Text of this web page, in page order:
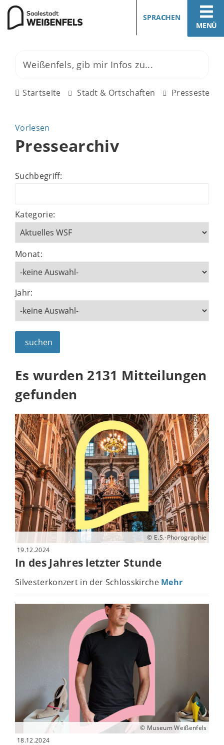
MENÜ
SPRACHEN
Startseite Stadt & Ortschaften Pressestelle
Vorlesen
Pressearchiv
Suchbegriff:
Kategorie:
Monat:
Jahr:
suchen
Es wurden 2131 Mitteilungen
gefunden
© E.S.-Phorographie
19.12.2024
In des Jahres letzter Stunde
Silvesterkonzert in der Schlosskirche Mehr
© Museum Weißenfels
18.12.2024